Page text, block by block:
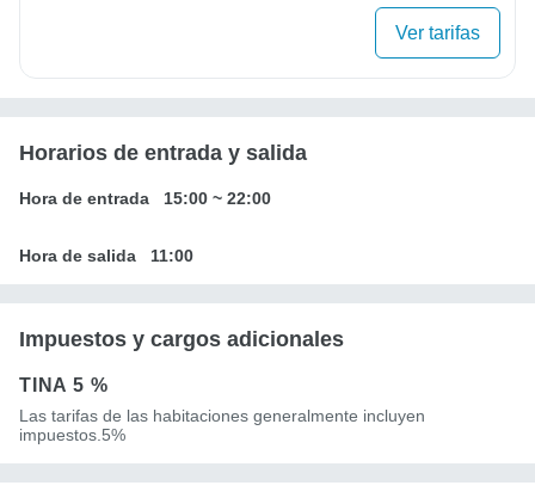
Ver tarifas
Horarios de entrada y salida
Hora de entrada 15:00 ~ 22:00
Hora de salida 11:00
Impuestos y cargos adicionales
TINA 5 %
Las tarifas de las habitaciones generalmente incluyen
impuestos.5%